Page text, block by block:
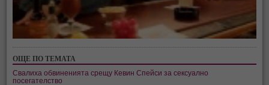
ОЩЕ ПО ТЕМАТА
Свалиха обвиненията срещу Кевин Спейси за сексуално
посегателство